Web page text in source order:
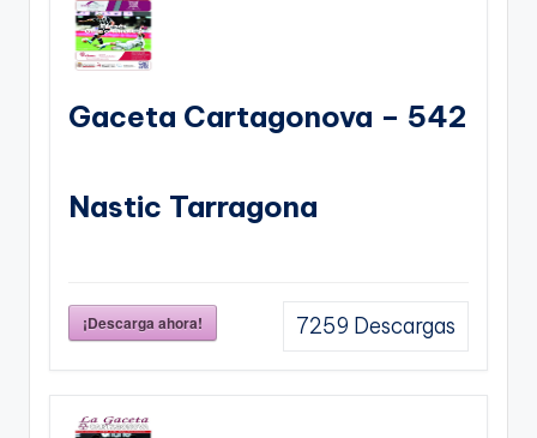
Gaceta Cartagonova – 542
Nastic Tarragona
¡Descarga ahora! 7259 Descargas